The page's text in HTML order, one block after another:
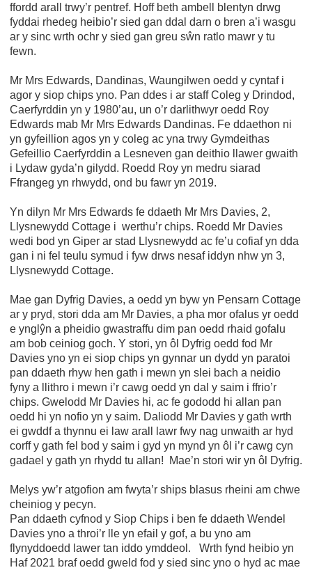
ffordd arall trwy’r pentref. Hoff beth ambell blentyn drwg
fyddai rhedeg heibio’r sied gan ddal darn o bren a’i wasgu
ar y sinc wrth ochr y sied gan greu sŵn ratlo mawr y tu
fewn.
Mr Mrs Edwards, Dandinas, Waungilwen oedd y cyntaf i
agor y siop chips yno. Pan ddes i ar staff Coleg y Drindod,
Caerfyrddin yn y 1980’au, un o’r darlithwyr oedd Roy
Edwards mab Mr Mrs Edwards Dandinas. Fe ddaethon ni
yn gyfeillion agos yn y coleg ac yna trwy Gymdeithas
Gefeillio Caerfyrddin a Lesneven gan deithio llawer gwaith
i Lydaw gyda’n gilydd. Roedd Roy yn medru siarad
Ffrangeg yn rhwydd, ond bu fawr yn 2019.
Yn dilyn Mr Mrs Edwards fe ddaeth Mr Mrs Davies, 2,
Llysnewydd Cottage i werthu’r chips. Roedd Mr Davies
wedi bod yn Giper ar stad Llysnewydd ac fe’u cofiaf yn dda
gan i ni fel teulu symud i fyw drws nesaf iddyn nhw yn 3,
Llysnewydd Cottage.
Mae gan Dyfrig Davies, a oedd yn byw yn Pensarn Cottage
ar y pryd, stori dda am Mr Davies, a pha mor ofalus yr oedd
e ynglŷn a pheidio gwastraffu dim pan oedd rhaid gofalu
am bob ceiniog goch. Y stori, yn ôl Dyfrig oedd fod Mr
Davies yno yn ei siop chips yn gynnar un dydd yn paratoi
pan ddaeth rhyw hen gath i mewn yn slei bach a neidio
fyny a llithro i mewn i’r cawg oedd yn dal y saim i ffrio’r
chips. Gwelodd Mr Davies hi, ac fe gododd hi allan pan
oedd hi yn nofio yn y saim. Daliodd Mr Davies y gath wrth
ei gwddf a thynnu ei law arall lawr fwy nag unwaith ar hyd
corff y gath fel bod y saim i gyd yn mynd yn ôl i’r cawg cyn
gadael y gath yn rhydd tu allan! Mae’n stori wir yn ôl Dyfrig.
Melys yw’r atgofion am fwyta’r ships blasus rheini am chwe
cheiniog y pecyn.
Pan ddaeth cyfnod y Siop Chips i ben fe ddaeth Wendel
Davies yno a throi’r lle yn efail y gof, a bu yno am
flynyddoedd lawer tan iddo ymddeol. Wrth fynd heibio yn
Haf 2021 braf oedd gweld fod y sied sinc yno o hyd ac mae